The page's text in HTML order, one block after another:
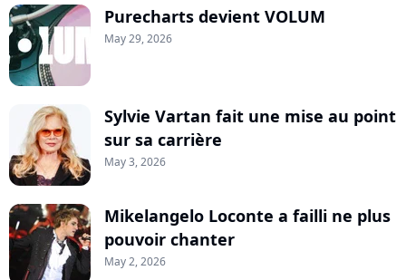
Purecharts devient VOLUM
May 29, 2026
Sylvie Vartan fait une mise au point
sur sa carrière
May 3, 2026
Mikelangelo Loconte a failli ne plus
pouvoir chanter
May 2, 2026